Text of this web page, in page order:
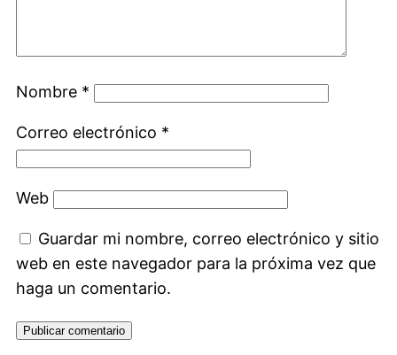
Nombre *
Correo electrónico *
Web
Guardar mi nombre, correo electrónico y sitio
web en este navegador para la próxima vez que
haga un comentario.